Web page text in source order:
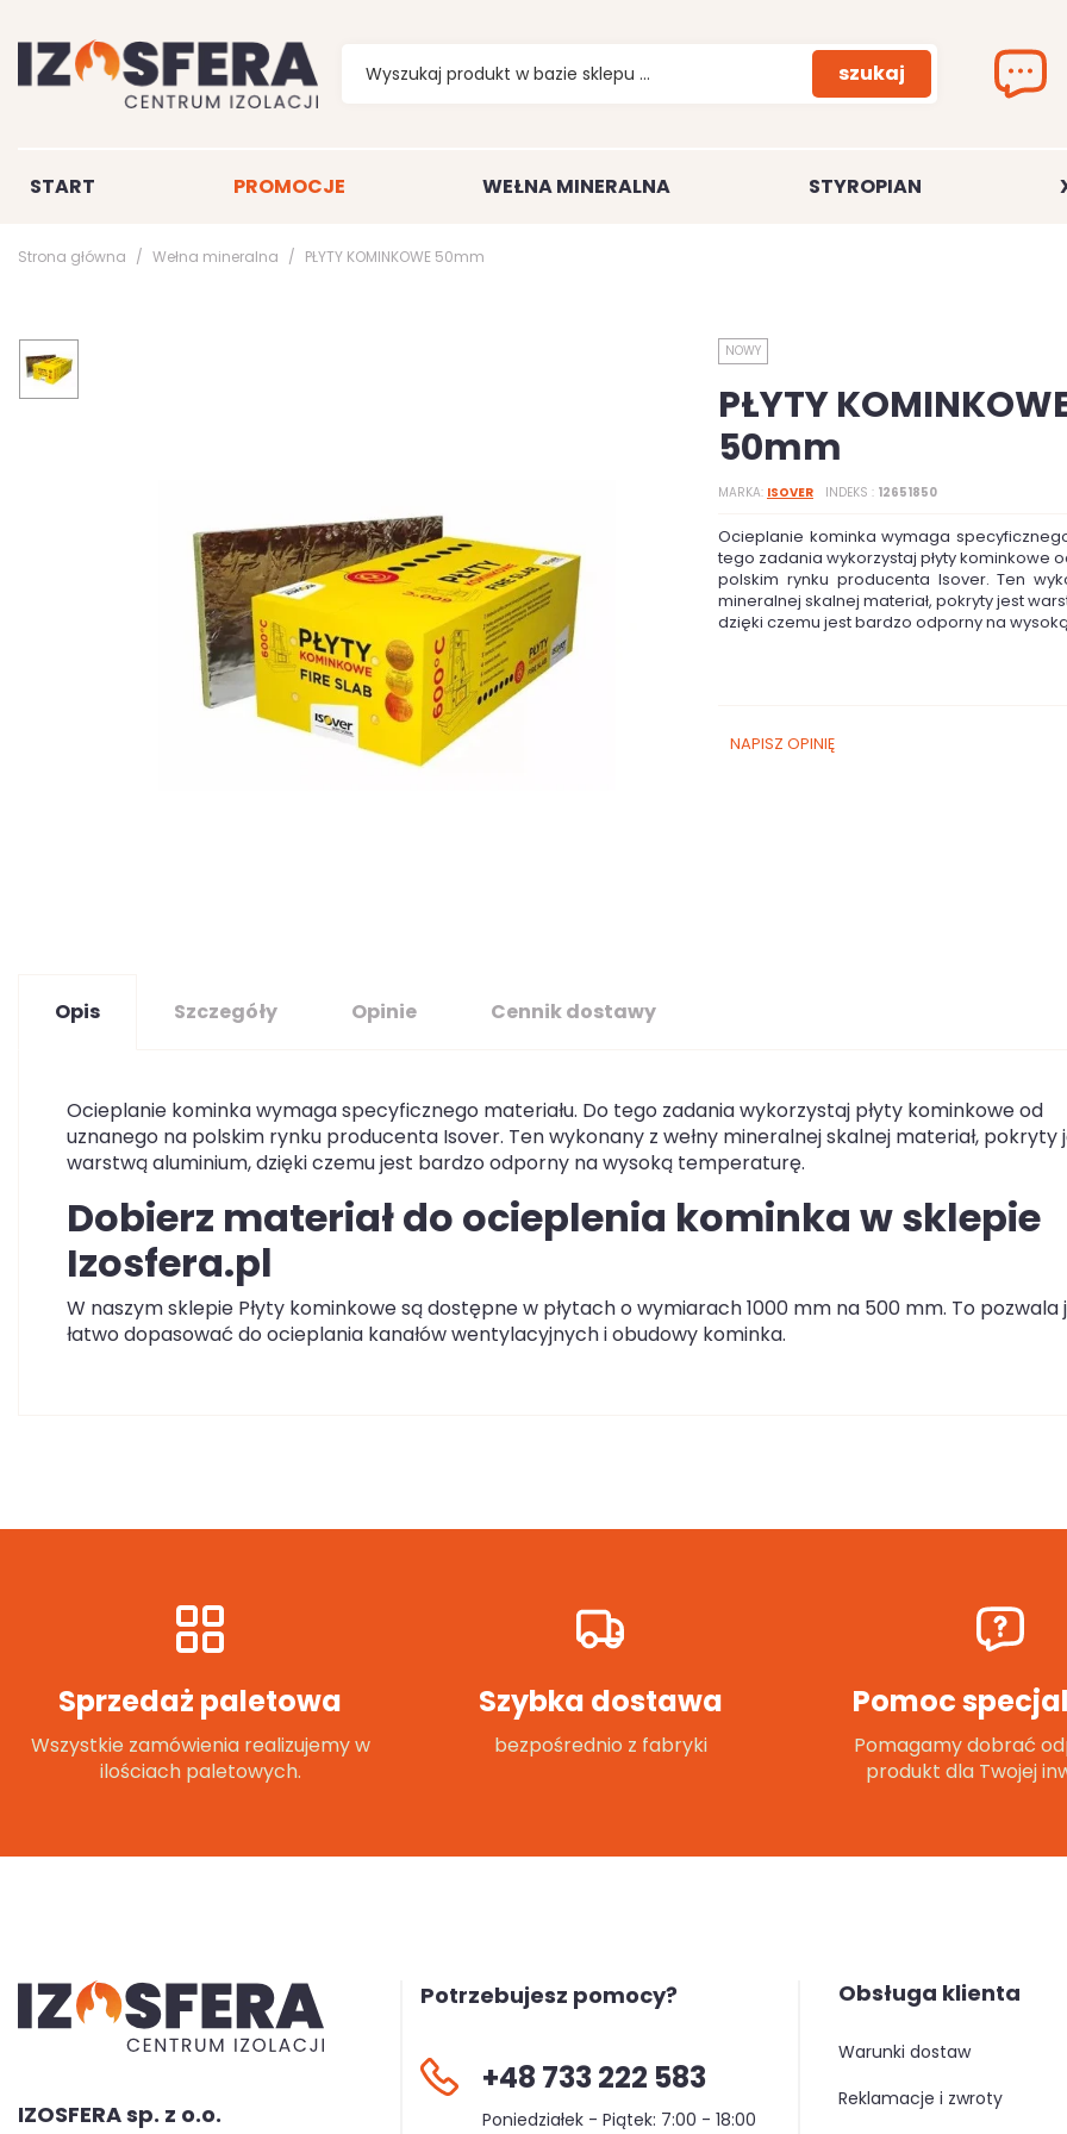
szukaj
START PROMOCJE WEŁNA MINERALNA STYROPIAN
Strona główna Wełna mineralna PŁYTY KOMINKOWE 50mm
NOWY
PŁYTY
50mm
MARKA ISOVER INDEKS 12651850
Ocieplanie kominka wymaga
tego zadania wykorzystaj płyty kominkowe
polskim rynku producenta Isover. Ten
mineralnej skalnej materiał, pokryty jest
dzięki czemu jest bardzo odporny na
NAPISZ OPINIĘ
Opis Szczegóły Opinie Cennik dostawy
Ocieplanie kominka wymaga specyficznego materiału. Do tego zadania wykorzystaj płyty kominkowe od
uznanego na polskim rynku producenta Isover. Ten wykonany z wełny mineralnej skalnej materiał, pokryty
warstwą aluminium, dzięki czemu jest bardzo odporny na wysoką temperaturę.
Dobierz materiał do ocieplenia kominka w sklepie
Izosfera.pl
W naszym sklepie Płyty kominkowe są dostępne w płytach o wymiarach 1000 mm na 500 mm. To pozwala
łatwo dopasować do ocieplania kanałów wentylacyjnych i obudowy kominka.
Sprzedaż paletowa
Wszystkie zamówienia realizujemy w
ilościach paletowych.
Szybka dostawa
bezpośrednio z fabryki
Pomoc
Pomagamy dobrać
produkt dla Twojej
IZOSFERA sp. z o.o.
Potrzebujesz pomocy?
+48 733 222 583
Poniedziałek - Piątek: 7:00 - 18:00
Obsługa klienta
warunki dostaw
reklamacje i zwroty